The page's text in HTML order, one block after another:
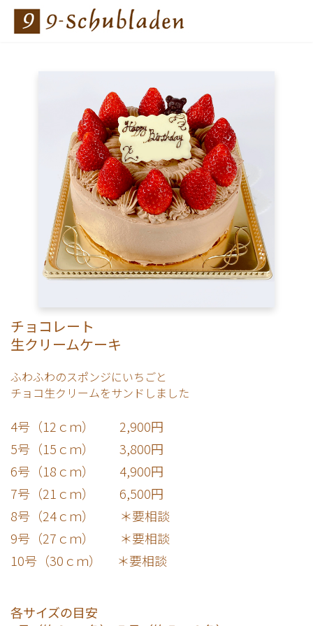
チョコレート
生クリームケーキ
ふわふわのスポンジにいちごと
チョコ生クリームをサンドしました
4号（12ｃｍ） 2,900円
5号（15ｃｍ） 3,800円
6号（18ｃｍ） 4,900円
7号（21ｃｍ） 6,500円
8号（24ｃｍ） ＊要相談
9号（27ｃｍ） ＊要相談
10号（30ｃｍ） ＊要相談
各サイズの目安